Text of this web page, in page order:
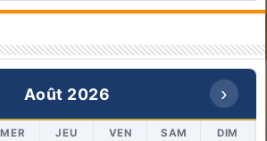
Août 2026 ›
MER JEU VEN SAM DIM